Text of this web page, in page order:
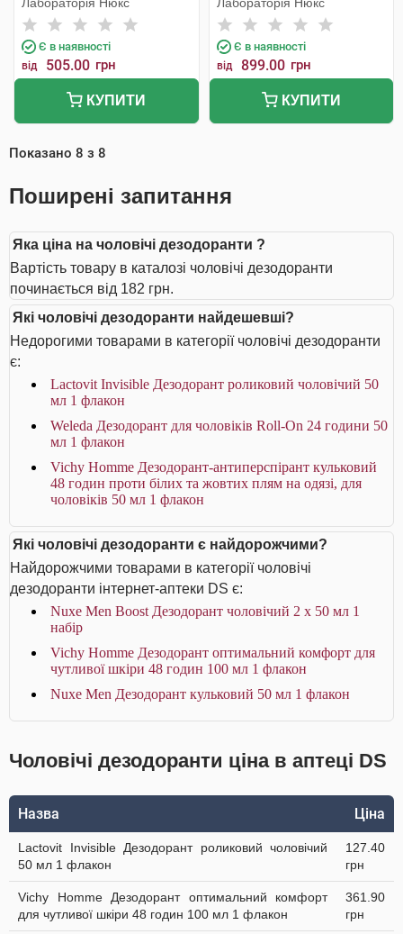
Є в наявності
від 505.00 грн
КУПИТИ
Є в наявності
від 899.00 грн
КУПИТИ
Показано 8 з 8
Поширені запитання
Яка ціна на чоловічі дезодоранти ?
Вартість товару в каталозі чоловічі дезодоранти
починається від 182 грн.
Які чоловічі дезодоранти найдешевші?
Недорогими товарами в категорії чоловічі дезодоранти
є:
Lactovit Invisible Дезодорант роликовий чоловічий 50
мл 1 флакон
Weleda Дезодорант для чоловіків Roll-On 24 години 50
мл 1 флакон
Vichy Homme Дезодорант-антиперспірант кульковий
48 годин проти білих та жовтих плям на одязі, для
чоловіків 50 мл 1 флакон
Які чоловічі дезодоранти є найдорожчими?
Найдорожчими товарами в категорії чоловічі
дезодоранти інтернет-аптеки DS є:
Nuxe Men Boost Дезодорант чоловічий 2 х 50 мл 1
набір
Vichy Homme Дезодорант оптимальний комфорт для
чутливої шкіри 48 годин 100 мл 1 флакон
Nuxe Men Дезодорант кульковий 50 мл 1 флакон
Чоловічі дезодоранти ціна в аптеці DS
Назва Ціна
Lactovit Invisible Дезодорант роликовий чоловічий
50 мл 1 флакон
127.40
грн
Vichy Homme Дезодорант оптимальний комфорт
для чутливої шкіри 48 годин 100 мл 1 флакон
361.90
грн